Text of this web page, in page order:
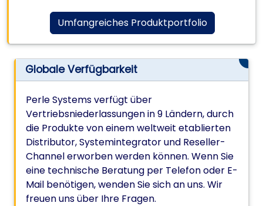
Umfangreiches Produktportfolio
Globale Verfügbarkeit
Perle Systems verfügt über
Vertriebsniederlassungen in 9 Ländern, durch
die Produkte von einem weltweit etablierten
Distributor, Systemintegrator und Reseller-
Channel erworben werden können. Wenn Sie
eine technische Beratung per Telefon oder E-
Mail benötigen, wenden Sie sich an uns. Wir
freuen uns über Ihre Fragen.